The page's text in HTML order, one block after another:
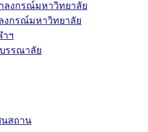
ลงกรณ์มหาวิทยาลัย
งกรณ์มหาวิทยาลัย
าฯ
รรณาลัย
สถาน